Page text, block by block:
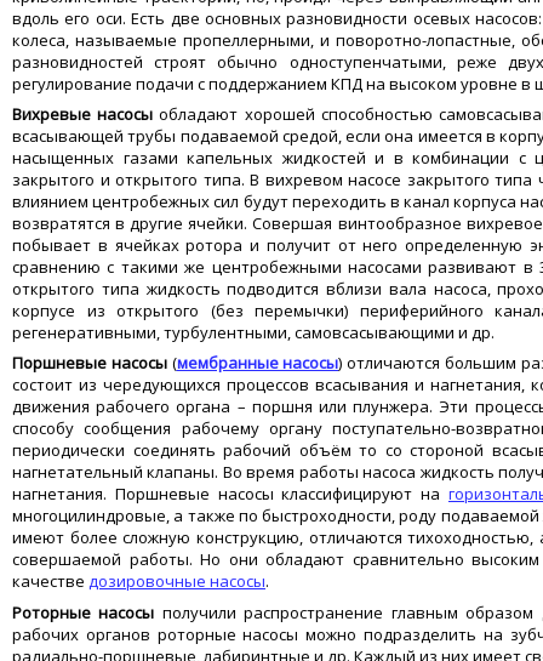
вдоль его оси. Есть две основных разновидности осевых
колеса, называемые пропеллерными, и поворотно-лопастные,
разновидностей строят обычно одноступенчатыми, реже
регулирование подачи с поддержанием КПД на высоком уровне в
Вихревыенасосыобладают хорошей способностью
всасывающей трубы подаваемой средой, если она имеется в
насыщенных газами капельных жидкостей и в комбинации с
закрытого и открытого типа. В вихревом насосе закрытого
влиянием центробежных сил будут переходить в канал корпуса
возвратятся в другие ячейки. Совершая винтообразное
побывает в ячейках ротора и получит от него определенную
сравнению с такими же центробежными насосами развивают
открытого типа жидкость подводится вблизи вала насоса,
корпусе из открытого (без перемычки) периферийного
регенеративными, турбулентными, самовсасывающими и др.
Поршневые насосы (мембранные насосы) отличаются большим
состоит из чередующихся процессов всасывания и
движения рабочего органа – поршня или плунжера. Эти
способу сообщения рабочему органу поступательно-
периодически соединять рабочий объём то со стороной
нагнетательный клапаны. Во время работы насоса жидкость
нагнетания. Поршневые насосы классифицируют на
многоцилиндровые, а также по быстроходности, роду
имеют более сложную конструкцию, отличаются
совершаемой работы. Но они обладают сравнительно
качестве дозировочные насосы.
Роторныенасосы получили распространение главным
рабочих органов роторные насосы можно подразделить на
радиально-поршневые, лабиринтные и др. Каждый из них имеет